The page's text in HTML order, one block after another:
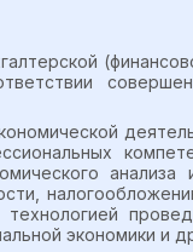
экономики и